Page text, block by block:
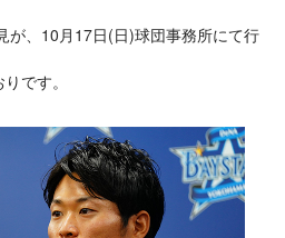
が、10月17日(日)球団事務所にて行
です。